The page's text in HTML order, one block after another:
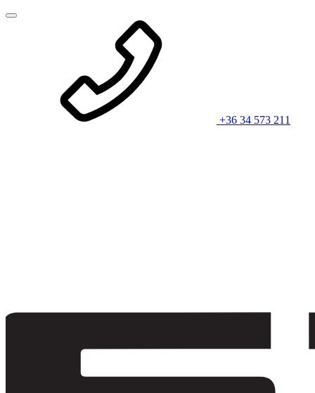
+36 34 573 211